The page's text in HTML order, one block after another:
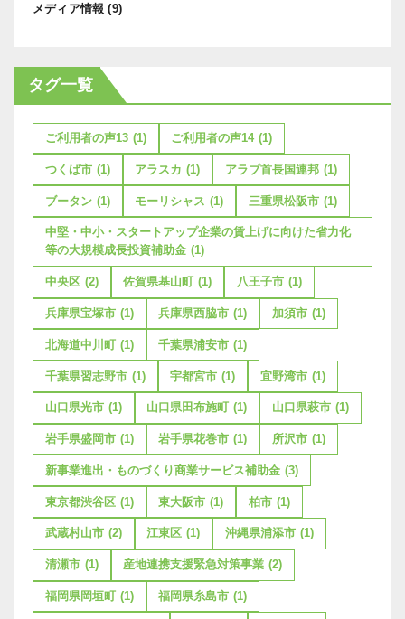
メディア情報 (9)
タグ一覧
ご利用者の声13 (1) ご利用者の声14 (1)
つくば市 (1) アラスカ (1) アラブ首長国連邦 (1)
ブータン (1) モーリシャス (1) 三重県松阪市 (1)
中堅・中小・スタートアップ企業の賃上げに向けた省力化
等の大規模成長投資補助金 (1)
中央区 (2) 佐賀県基山町 (1) 八王子市 (1)
兵庫県宝塚市 (1) 兵庫県西脇市 (1) 加須市 (1)
北海道中川町 (1) 千葉県浦安市 (1)
千葉県習志野市 (1) 宇都宮市 (1) 宜野湾市 (1)
山口県光市 (1) 山口県田布施町 (1) 山口県萩市 (1)
岩手県盛岡市 (1) 岩手県花巻市 (1) 所沢市 (1)
新事業進出・ものづくり商業サービス補助金 (3)
東京都渋谷区 (1) 東大阪市 (1) 柏市 (1)
武蔵村山市 (2) 江東区 (1) 沖縄県浦添市 (1)
清瀬市 (1) 産地連携支援緊急対策事業 (2)
福岡県岡垣町 (1) 福岡県糸島市 (1)